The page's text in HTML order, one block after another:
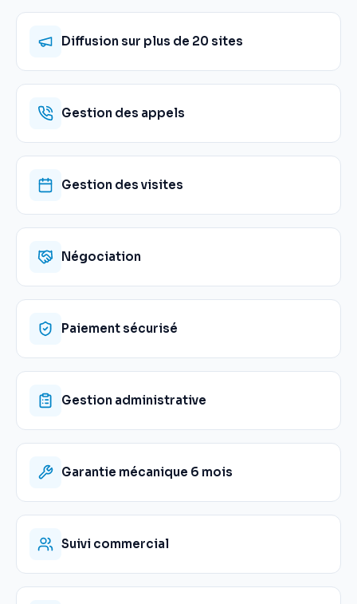
Diffusion sur plus de 20 sites
Gestion des appels
Gestion des visites
Négociation
Paiement sécurisé
Gestion administrative
Garantie mécanique 6 mois
Suivi commercial